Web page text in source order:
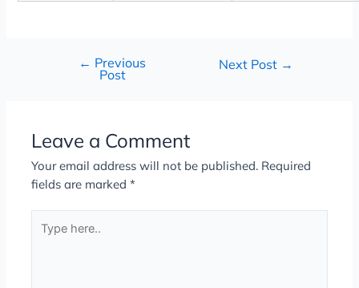
← Previous
Post
Next Post →
Leave a Comment
Your email address will not be published. Required
fields are marked*
here..